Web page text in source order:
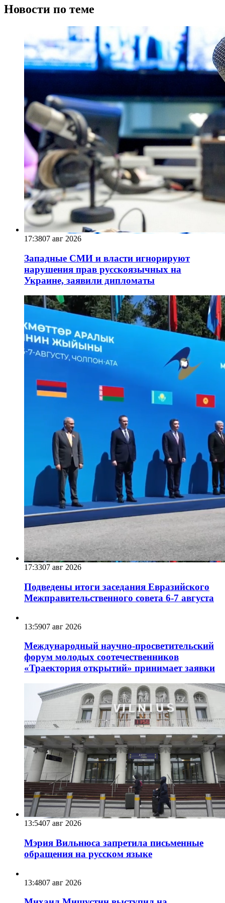
Новости по теме
17:3807 авг 2026
Западные СМИ и власти игнорируют
нарушения прав русскоязычных на
Украине, заявили дипломаты
17:3307 авг 2026
Подведены итоги заседания Евразийского
Межправительственного совета 6-7 августа
13:5907 авг 2026
Международный научно-просветительский
форум молодых соотечественников
«Траектория открытий» принимает заявки
13:5407 авг 2026
Мэрия Вильнюса запретила письменные
обращения на русском языке
13:4807 авг 2026